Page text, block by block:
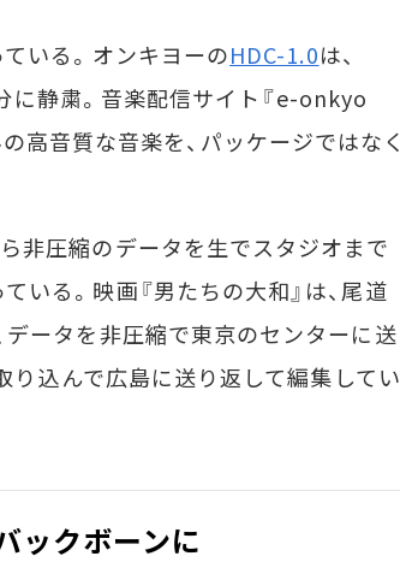
いる。オンキヨーのHDC-1.0は、
に静粛。音楽配信サイト『e-onkyo
高音質な音楽を、パッケージではなく
非圧縮のデータを生でスタジオまで
いる。映画『男たちの大和』は、尾道
データを非圧縮で東京のセンターに送
り込んで広島に送り返して編集してい
ックボーンに